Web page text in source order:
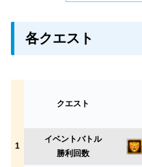
各クエスト
クエスト
1
イベントバトル
勝利回数